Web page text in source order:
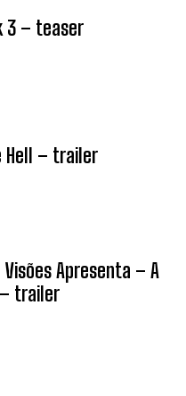
3 – teaser
Hell – trailer
Apresenta – A
trailer